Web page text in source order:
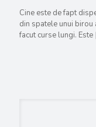
Cine este de fapt
din spatele unui
facut curse lungi. Este